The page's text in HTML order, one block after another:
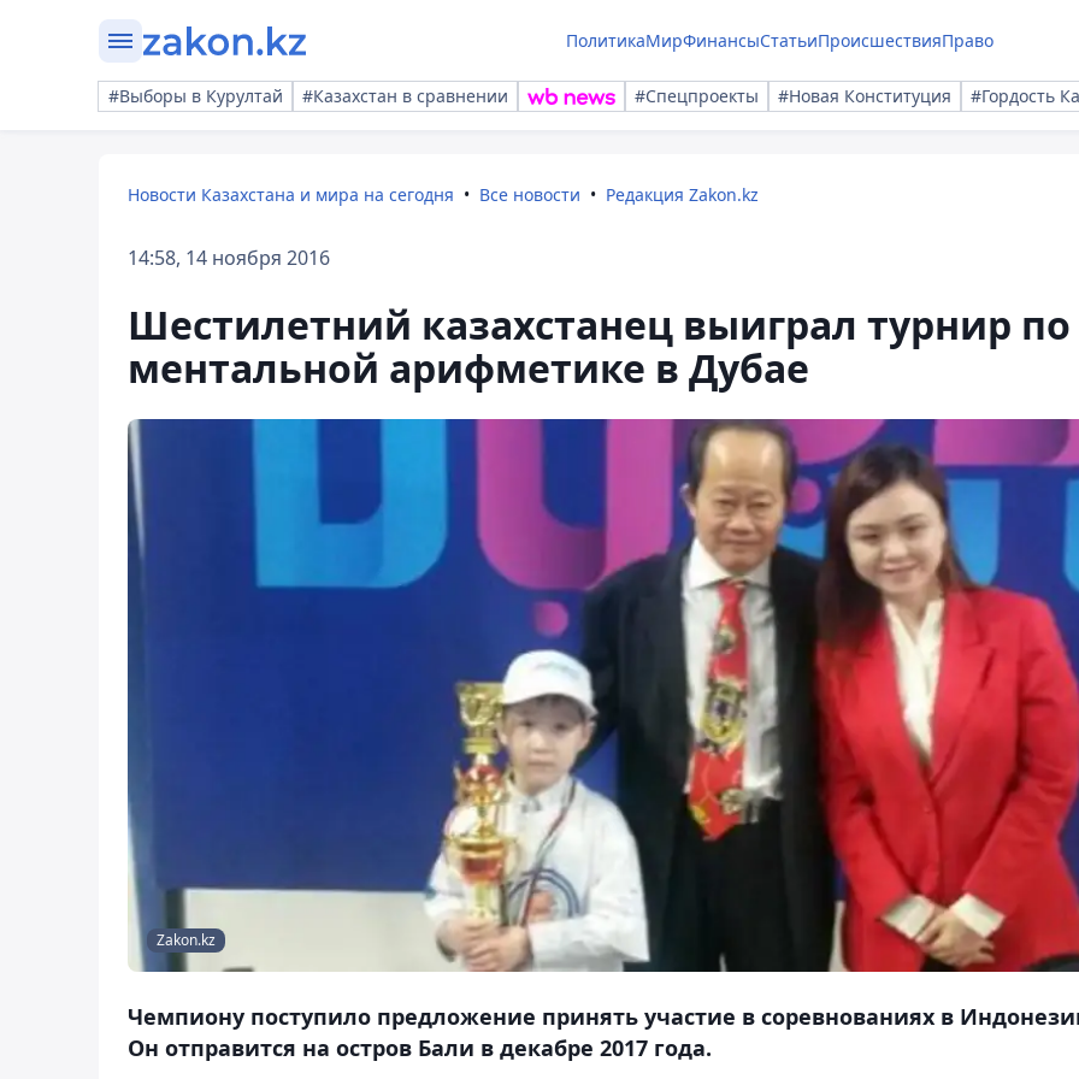
ПолитикаМирФинансыСтатьиПроисшествияПраво
#Выборы в Курултай #Казахстан в сравнении #Спецпроекты #Новая Конституция #Гордость
Новости Казахстана и мира на сегодня Все новости Редакция Zakon.kz
14:58, 14 ноября 2016
Шестилетний казахстанец выиграл турнир по
ментальной арифметике в Дубае
Zakon.kz
Чемпиону поступило предложение принять участие в соревнованиях в
Он отправится на остров Бали в декабре 2017 года.